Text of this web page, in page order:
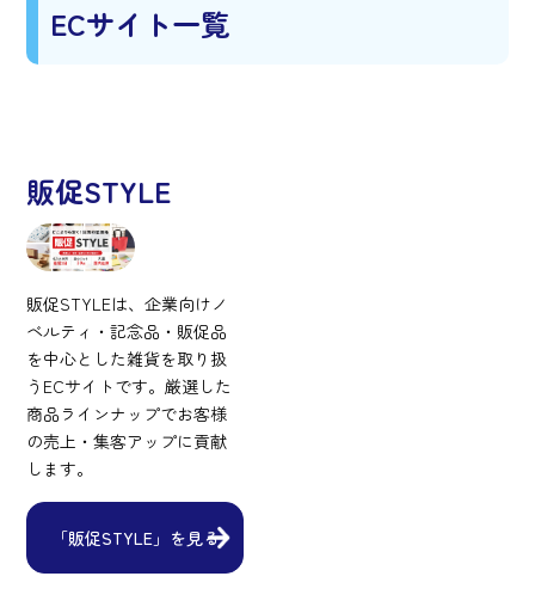
ECサイト一覧
販促STYLE
販促STYLEは、企業向けノ
ベルティ・記念品・販促品
を中心とした雑貨を取り扱
うECサイトです。厳選した
商品ラインナップでお客様
の売上・集客アップに貢献
します。
「販促STYLE」を見る